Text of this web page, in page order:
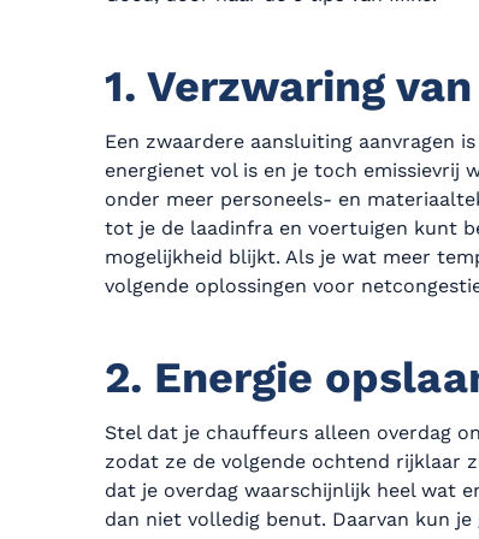
1. Verzwaring
Een zwaardere aansluiting aanvragen
energienet vol is en je toch
onder meer personeels- en
tot je de laadinfra en voertuigen kunt
mogelijkheid blijkt. Als je wat meer
volgende oplossingen voor
2. Energie
Stel dat je chauffeurs alleen overdag
zodat ze de volgende ochtend rijklaar
dat je overdag waarschijnlijk heel wat
dan niet volledig benut. Daarvan kun